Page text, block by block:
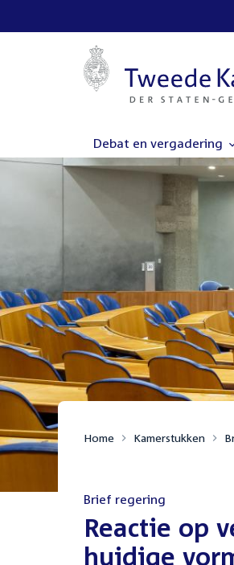
Debat en vergadering
Home Kamerstukken
Brief regering
:Reactie op
huidige